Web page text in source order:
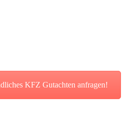
KFZ Gutachten anfragen!